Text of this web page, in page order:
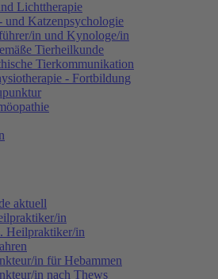
Lichttherapie
und Katzenpsychologie
in und Kynologe/in
Tierheilkunde
Tierkommunikation
- Fortbildung
aktuell
in
Heilpraktiker/in
in für Hebammen
in nach Thews